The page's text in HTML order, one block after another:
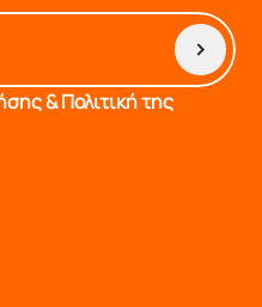
& Πολιτική της